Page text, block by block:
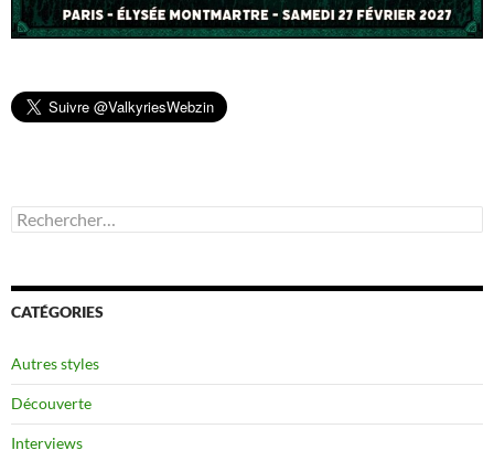
Rechercher :
CATÉGORIES
Autres styles
Découverte
Interviews